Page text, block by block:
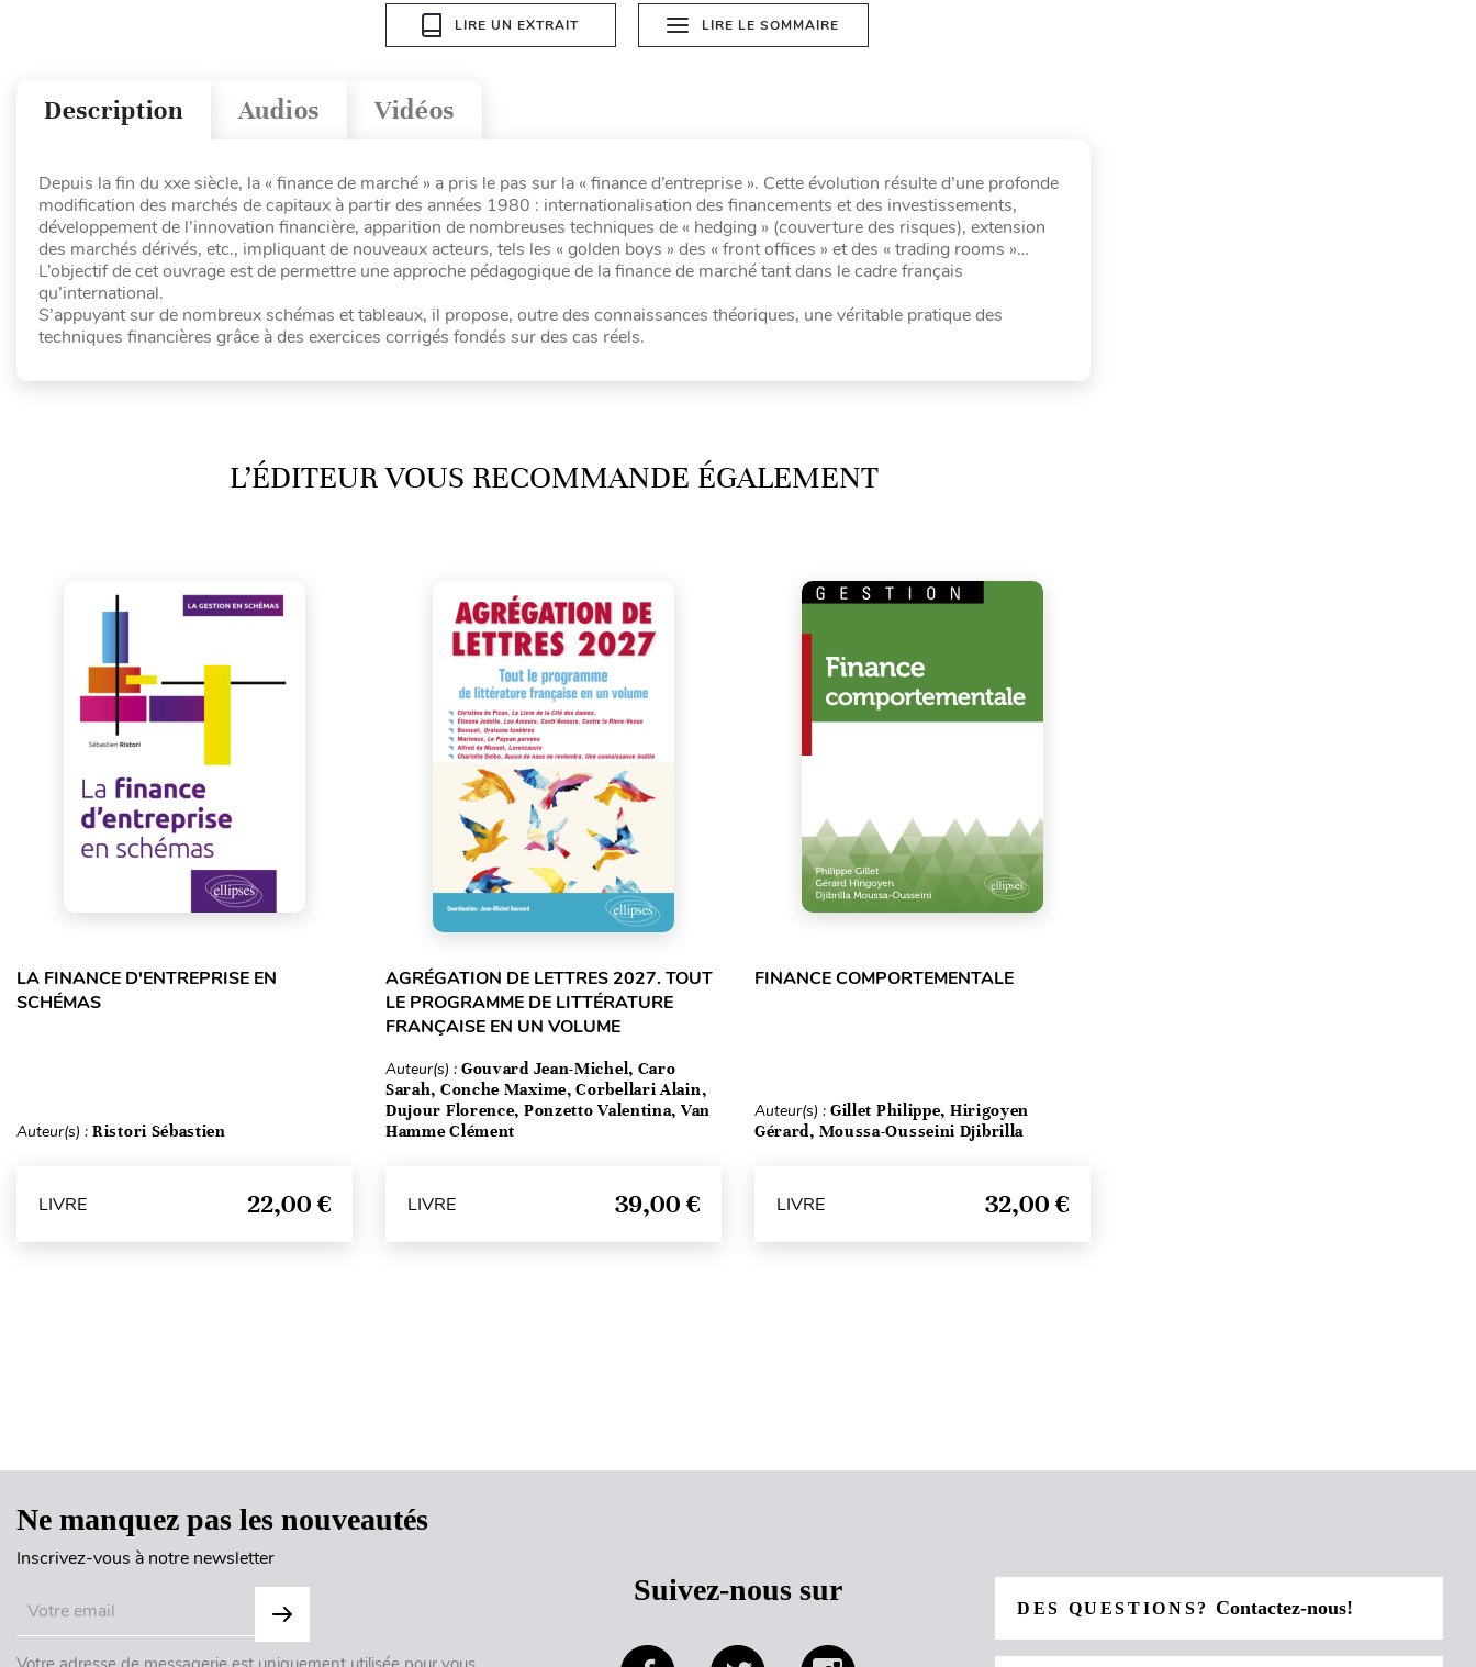
LIRE UN EXTRAIT LIRE LE SOMMAIRE
Vidéos
Audios
Description
Depuis la fin du xxe siècle, la « finance de marché » a pris le pas sur la « finance d’entreprise ». Cette évolution résulte d’une profonde
modification des marchés de capitaux à partir des années 1980 : internationalisation des financements et des investissements,
développement de l’innovation financière, apparition de nombreuses techniques de « hedging » (couverture des risques), extension
des marchés dérivés, etc., impliquant de nouveaux acteurs, tels les « golden boys » des « front offices » et des « trading rooms »…
L’objectif de cet ouvrage est de permettre une approche pédagogique de la finance de marché tant dans le cadre français
qu’international.
S’appuyant sur de nombreux schémas et tableaux, il propose, outre des connaissances théoriques, une véritable pratique des
techniques financières grâce à des exercices corrigés fondés sur des cas réels.
L’ÉDITEUR VOUS RECOMMANDE ÉGALEMENT
LA FINANCE D'ENTREPRISE EN
SCHÉMAS
Auteur(s) : Ristori Sébastien
LIVRE 22,00 €
AGRÉGATION DE LETTRES 2027. TOUT
LE PROGRAMME DE LITTÉRATURE
FRANÇAISE EN UN VOLUME
Auteur(s) : Gouvard Jean-Michel, Caro
Sarah, Conche Maxime, Corbellari Alain,
Dujour Florence, Ponzetto Valentina, Van
Hamme Clément
LIVRE 39,00 €
FINANCE COMPORTEMENTALE
Auteur(s) : Gillet Philippe, Hirigoyen
Gérard, Moussa-Ousseini Djibrilla
LIVRE 32,00 €
Ne manquez pas les nouveautés
Inscrivez-vous à notre newsletter
Suivez-nous sur
DES QUESTIONS?Contactez-nous!